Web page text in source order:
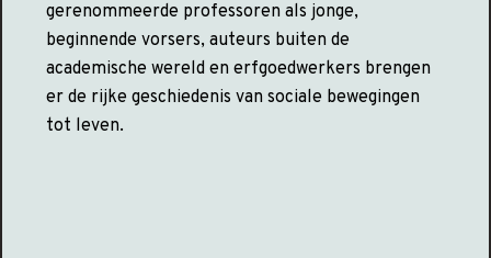
gerenommeerde professoren als jonge,
beginnende vorsers, auteurs buiten de
academische wereld en erfgoedwerkers brengen
er de rijke geschiedenis van sociale bewegingen
tot leven.